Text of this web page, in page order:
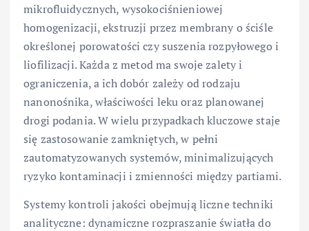
mikrofluidycznych, wysokociśnieniowej
homogenizacji, ekstruzji przez membrany o ściśle
określonej porowatości czy suszenia rozpyłowego i
liofilizacji. Każda z metod ma swoje zalety i
ograniczenia, a ich dobór zależy od rodzaju
nanonośnika, właściwości leku oraz planowanej
drogi podania. W wielu przypadkach kluczowe staje
się zastosowanie zamkniętych, w pełni
zautomatyzowanych systemów, minimalizujących
ryzyko kontaminacji i zmienności między partiami.
Systemy kontroli jakości obejmują liczne techniki
analityczne: dynamiczne rozpraszanie światła do